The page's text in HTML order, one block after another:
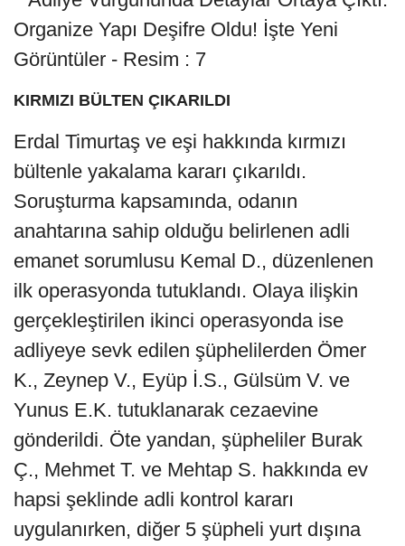
KIRMIZI BÜLTEN ÇIKARILDI
Erdal Timurtaş ve eşi hakkında kırmızı
bültenle yakalama kararı çıkarıldı.
Soruşturma kapsamında, odanın
anahtarına sahip olduğu belirlenen adli
emanet sorumlusu Kemal D., düzenlenen
ilk operasyonda tutuklandı. Olaya ilişkin
gerçekleştirilen ikinci operasyonda ise
adliyeye sevk edilen şüphelilerden Ömer
K., Zeynep V., Eyüp İ.S., Gülsüm V. ve
Yunus E.K. tutuklanarak cezaevine
gönderildi. Öte yandan, şüpheliler Burak
Ç., Mehmet T. ve Mehtap S. hakkında ev
hapsi şeklinde adli kontrol kararı
uygulanırken, diğer 5 şüpheli yurt dışına